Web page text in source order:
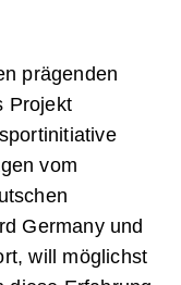
prägenden
Projekt
vom
Germany und
will möglichst